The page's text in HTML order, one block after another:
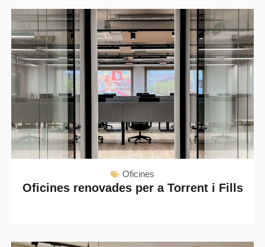
Oficines
Oficines renovades per a Torrent i Fills